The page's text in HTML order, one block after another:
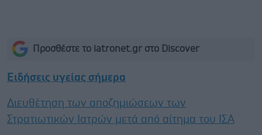
Προσθέστε το iatronet.gr στο Discover
Ειδήσεις υγείας σήμερα
Διευθέτηση των αποζημιώσεων των
Στρατιωτικών Ιατρών μετά από αίτημα του ΙΣΑ